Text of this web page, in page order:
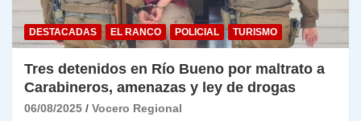
DESTACADAS EL RANCO POLICIAL TURISMO
Tres detenidos en Río Bueno por maltrato a
Carabineros, amenazas y ley de drogas
06/08/2025
Vocero Regional